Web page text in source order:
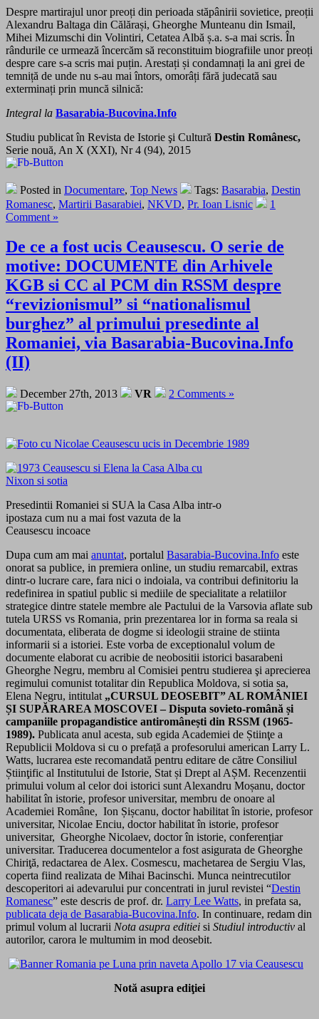
Despre martirajul unor preoți din perioada stăpânirii sovietice, preoții
Alexandru Baltaga din Călărași, Gheorghe Munteanu din Ismail,
Mihei Mizumschi din Volintiri, Cetatea Albă ș.a. s-a mai scris. În
rândurile ce urmează încercăm să reconstituim biografiile unor preoți
despre care s-a scris mai puțin. Arestați și condamnați la ani grei de
temniță de unde nu s-au mai întors, omorâți fără judecată sau
exterminați prin muncă silnică:
Integral la Basarabia-Bucovina.Info
Studiu publicat în Revista de Istorie şi Cultură Destin Românesc,
Serie nouă, An X (XXI), Nr 4 (94), 2015
Posted in Documentare, Top News Tags: Basarabia, Destin
Romanesc, Martirii Basarabiei, NKVD, Pr. Ioan Lisnic
1
Comment »
De ce a fost ucis Ceausescu. O serie de
motive: DOCUMENTE din Arhivele
KGB si CC al PCM din RSSM despre
“revizionismul” si “nationalismul
burghez” al primului presedinte al
Romaniei, via Basarabia-Bucovina.Info
(II)
December 27th, 2013 VR 2 Comments »
Presedintii Romaniei si SUA la Casa Alba intr-o
ipostaza cum nu a mai fost vazuta de la
Ceausescu incoace
Dupa cum am mai anuntat, portalul Basarabia-Bucovina.Info este
onorat sa publice, in premiera online, un studiu remarcabil, extras
dintr-o lucrare care, fara nici o indoiala, va contribui definitoriu la
redefinirea in spatiul public si mediile de specialitate a relatiilor
strategice dintre statele membre ale Pactului de la Varsovia aflate sub
tutela URSS vs Romania, prin prezentarea lor in forma sa reala si
documentata, eliberata de dogme si ideologii straine de stiinta
informarii si a istoriei. Este vorba de exceptionalul volum de
documente elaborat cu acribie de neobositii istorici basarabeni
Gheorghe Negru, membru al Comisiei pentru studierea şi aprecierea
regimului comunist totalitar din Republica Moldova, si sotia sa,
Elena Negru, intitulat „CURSUL DEOSEBIT” AL ROMÂNIEI
ȘI SUPĂRAREA MOSCOVEI – Disputa sovieto-română și
campaniile propagandistice antiromânești din RSSM (1965-
1989). Publicata anul acesta, sub egida Academiei de Știinţe a
Republicii Moldova si cu o prefață a profesorului american Larry L.
Watts, lucrarea este recomandată pentru editare de către Consiliul
Știinţific al Institutului de Istorie, Stat și Drept al AȘM. Recenzentii
primului volum al celor doi istorici sunt Alexandru Moșanu, doctor
habilitat în istorie, profesor universitar, membru de onoare al
Academiei Române, Ion Șișcanu, doctor habilitat în istorie, profesor
universitar, Nicolae Enciu, doctor habilitat în istorie, profesor
universitar, Gheorghe Nicolaev, doctor în istorie, conferențiar
universitar. Traducerea documentelor a fost asigurata de Gheorghe
Chiriţă, redactarea de Alex. Cosmescu, machetarea de Sergiu Vlas,
coperta fiind realizata de Mihai Bacinschi. Munca neintrecutilor
descoperitori ai adevarului pur concentrati in jurul revistei “Destin
Romanesc” este descris de prof. dr. Larry Lee Watts, in prefata sa,
publicata deja de Basarabia-Bucovina.Info. In continuare, redam din
primul volum al lucrarii Nota asupra editiei si Studiul introductiv al
autorilor, carora le multumim in mod deosebit.
Notă asupra ediţiei